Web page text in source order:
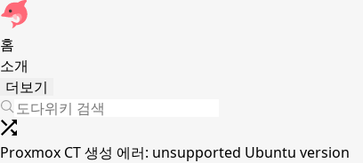
홈
소개
더보기
Proxmox CT 생성 에러: unsupported Ubuntu version